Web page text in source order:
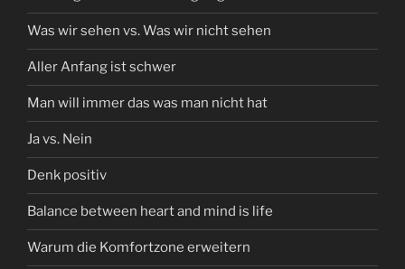
Was wir sehen vs. Was wir nicht sehen
Aller Anfang ist schwer
Man will immer das was man nicht hat
Ja vs. Nein
Denk positiv
Balance between heart and mind is life
Warum die Komfortzone erweitern